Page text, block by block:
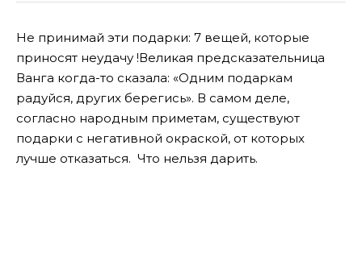
Не принимай эти подарки: 7 вещей, которые
приносят неудачу !Великая предсказательница
Ванга когда-то сказала: «Одним подаркам
радуйся, других берегись». В самом деле,
согласно народным приметам, существуют
подарки с негативной окраской, от которых
лучше отказаться. Что нельзя дарить.